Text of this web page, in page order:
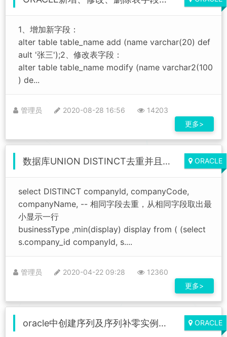
1、增加新字段：
alter table table_name add (name varchar(20) def
ault '张三');2、修改表字段：
alter table table_name modify (name varchar2(100
) de...
管理员 2020-08-28 16:56
14203
更多>
数据库UNION DISTINCT去重并且排序 ORACLE
select DISTINCT companyId, companyCode,
companyName, -- 相同字段去重，从相同字段取出最
小显示一行
businessType ,min(display) display from ( (select
s.company_id companyId, s....
管理员 2020-04-22 09:28
12360
更多>
oracle中创建序列及序列补零实例详解 ORACLE